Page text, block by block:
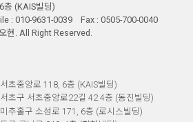
층 (KAIS빌딩)
: 010-9631-0039
Fax : 0505-700-0040
현. All Right Reserved.
초중앙로 118, 6층 (KAIS빌딩)
초구 서초중앙로22길 42 4층 (동진빌딩)
추홀구 소성로 171, 6층 (로시스빌딩)